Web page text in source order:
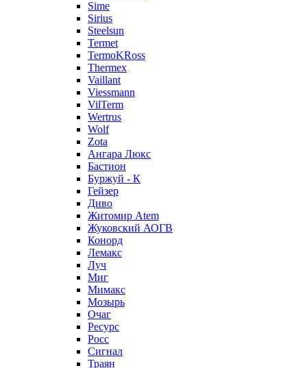
Sime
Sirius
Steelsun
Termet
TermoKRoss
Thermex
Vaillant
Viessmann
VilTerm
Wertrus
Wolf
Zota
Ангара Люкс
Бастион
Буржуй - К
Гейзер
Диво
Житомир Аtem
Жуковский АОГВ
Конорд
Лемакс
Луч
Миг
Мимакс
Мозырь
Очаг
Ресурс
Росс
Сигнал
Траян